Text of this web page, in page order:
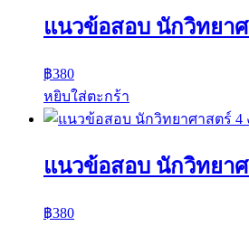
แนวข้อสอบ นักวิทยา
฿380
หยิบใส่ตะกร้า
แนวข้อสอบ นักวิทยา
฿380